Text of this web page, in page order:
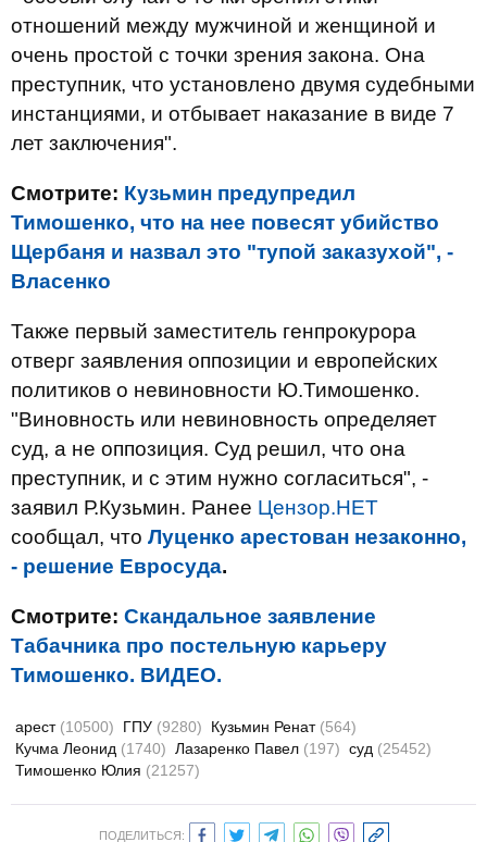
отношений между мужчиной и женщиной и
очень простой с точки зрения закона. Она
преступник, что установлено двумя судебными
инстанциями, и отбывает наказание в виде 7
лет заключения".
Смотрите: Кузьмин предупредил
Тимошенко, что на нее повесят убийство
Щербаня и назвал это "тупой заказухой", -
Власенко
Также первый заместитель генпрокурора
отверг заявления оппозиции и европейских
политиков о невиновности Ю.Тимошенко.
"Виновность или невиновность определяет
суд, а не оппозиция. Суд решил, что она
преступник, и с этим нужно согласиться", -
заявил Р.Кузьмин. Ранее Цензор.НЕТ
сообщал, что Луценко арестован незаконно,
- решение Евросуда.
Смотрите: Скандальное заявление
Табачника про постельную карьеру
Тимошенко. ВИДЕО.
арест (10500) ГПУ (9280) Кузьмин Ренат (564)
Кучма Леонид (1740) Лазаренко Павел (197) суд (25452)
Тимошенко Юлия (21257)
ПОДЕЛИТЬСЯ: